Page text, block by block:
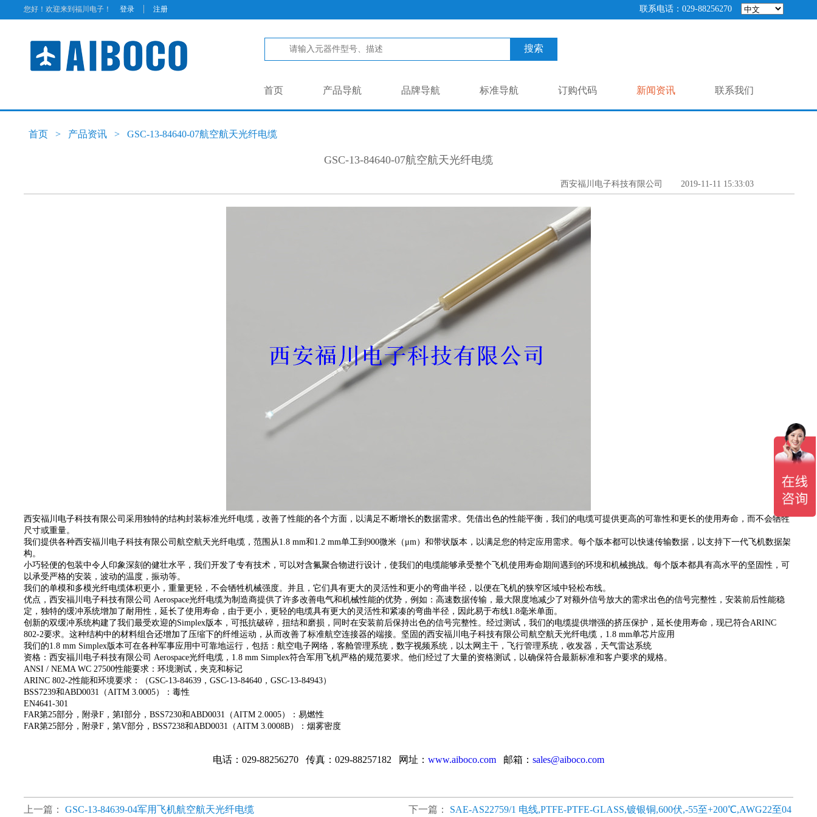
您好！欢迎来到福川电子！ 登录 | 注册 联系电话：029-88256270
搜索
联系我们
新闻资讯
订购代码
标准导航
品牌导航
产品导航
首页
首页 > 产品资讯 > GSC-13-84640-07航空航天光纤电缆
GSC-13-84640-07航空航天光纤电缆
西安福川电子科技有限公司 2019-11-11 15:33:03
西安福川电子科技有限公司采用独特的结构封装标准光纤电缆，改善了性能的各个方面，以满足不断增长的数据需求。凭借出色的性能平衡，我们的电缆可提供更高的可靠性和更长的使用寿命，而不会牺牲
尺寸或重量。
我们提供各种西安福川电子科技有限公司航空航天光纤电缆，范围从1.8 mm和1.2 mm单工到900微米（μm）和带状版本，以满足您的特定应用需求。每个版本都可以快速传输数据，以支持下一代飞机数据架
构。
小巧轻便的包装中令人印象深刻的健壮水平，我们开发了专有技术，可以对含氟聚合物进行设计，使我们的电缆能够承受整个飞机使用寿命期间遇到的环境和机械挑战。每个版本都具有高水平的坚固性，可
以承受严格的安装，波动的温度，振动等。
我们的单模和多模光纤电缆体积更小，重量更轻，不会牺牲机械强度。并且，它们具有更大的灵活性和更小的弯曲半径，以便在飞机的狭窄区域中轻松布线。
优点，西安福川电子科技有限公司 Aerospace光纤电缆为制造商提供了许多改善电气和机械性能的优势，例如： 高速数据传输，最大限度地减少了对额外信号放大的需求出色的信号完整性，安装前后性能稳
定， 独特的缓冲系统增加了耐用性，延长了使用寿命， 由于更小，更轻的电缆具有更大的灵活性和紧凑的弯曲半径，因此易于布线1.8毫米单面。
创新的双缓冲系统构建了我们最受欢迎的Simplex版本，可抵抗破碎，扭结和磨损，同时在安装前后保持出色的信号完整性。经过测试，我们的电缆提供增强的挤压保护，延长使用寿命，现已符合ARINC
802-2要求。这种结构中的材料组合还增加了压缩下的纤维运动，从而改善了标准航空连接器的端接。 坚固的西安福川电子科技有限公司航空航天光纤电缆，1.8 mm单芯片应用
我们的1.8 mm Simplex版本可在各种军事应用中可靠地运行，包括： 航空电子网络， 客舱管理系统， 数字视频系统， 以太网主干， 飞行管理系统， 收发器， 天气雷达系统
资格：西安福川电子科技有限公司 Aerospace光纤电缆，1.8 mm Simplex符合军用飞机严格的规范要求。他们经过了大量的资格测试，以确保符合最新标准和客户要求的规格。
ANSI / NEMA WC 27500性能要求：环境测试，夹克和标记
ARINC 802-2性能和环境要求：（GSC-13-84639，GSC-13-84640，GSC-13-84943）
BSS7239和ABD0031（AITM 3.0005）：毒性
EN4641-301
FAR第25部分，附录F，第I部分，BSS7230和ABD0031（AITM 2.0005）：易燃性
FAR第25部分，附录F，第V部分，BSS7238和ABD0031（AITM 3.0008B）：烟雾密度
电话：029-88256270 传真：029-88257182 网址： www.aiboco.com 邮箱： sales@aiboco.com
上一篇： GSC-13-84639-04军用飞机航空航天光纤电缆 下一篇： SAE-AS22759/1 电线,PTFE-PTFE-GLASS,镀银铜,600伏,-55至+200℃,AWG22至04